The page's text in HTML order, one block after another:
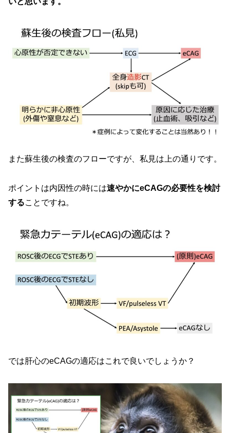
また蘇生後の検査のフローですが、私見は上の通りです。
ポイントは内因性の時には速やかにeCAGの必要性を検討
することですね。
では肝心のeCAGの適応はこれで良いでしょうか？